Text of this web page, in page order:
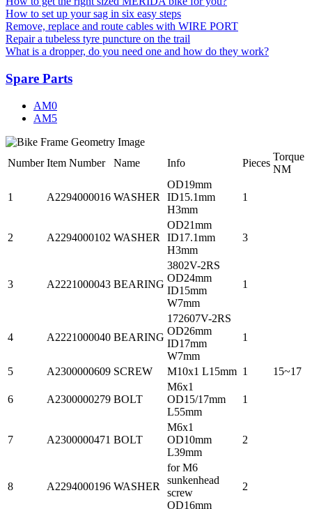
How to set up your sag in six easy steps
Remove, replace and route cables with WIRE PORT
Repair a tubeless tyre puncture on the trail
What is a dropper, do you need one and how do they work?
Spare Parts
AM0
AM5
Number Item Number Name Info Pieces
Torque
NM
1 A2294000016 WASHER
OD19mm
ID15.1mm
H3mm
1
2 A2294000102 WASHER
OD21mm
ID17.1mm
H3mm
3
3 A2221000043 BEARING
3802V-2RS
OD24mm
ID15mm
W7mm
1
4 A2221000040 BEARING
172607V-2RS
OD26mm
ID17mm
W7mm
1
5 A2300000609 SCREW M10x1 L15mm 1 15~17
6 A2300000279 BOLT
M6x1
OD15/17mm
L55mm
1
7 A2300000471 BOLT
M6x1
OD10mm
L39mm
2
8 A2294000196 WASHER
for M6
sunkenhead
screw
OD16mm
2